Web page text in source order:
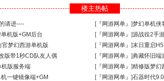
楼主热帖
请进---- 梦幻单机侠
[『网游网单』 ]
机版+GM后台
源战役2手
[『网游网单』 ]
梦幻西游单机版
末日重启
[『网游网单』 ]
版带1秒CD队友人偶
典藏怀旧端
[『网游网单』 ]
版服务端
精修版梦幻
[『网游网单』 ]
一键镜像端+GM
石器时代
[『网游网单』 ]